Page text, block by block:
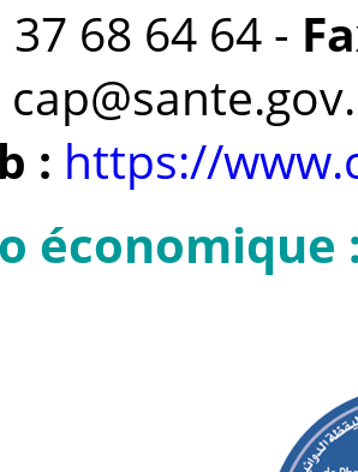
37 68 64 64 -
: https://
économique